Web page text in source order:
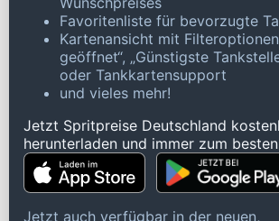
Favoritenliste für bevorzugte
Kartenansicht mit
geöffnet“, „Günstigste
oder Tankkartensupport
und vieles mehr!
Jetzt Spritpreise Deutschland
herunterladen und immer zum
Jetzt auch verfügbar in der neuen,